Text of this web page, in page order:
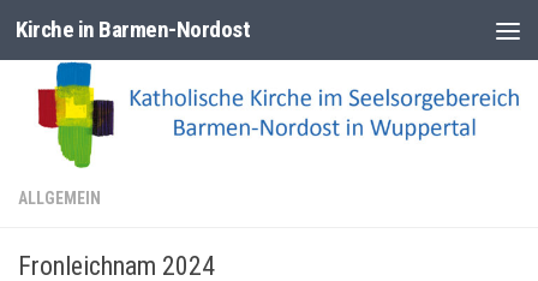
Zum Inhalt springen
Kirche in Barmen-Nordost
ALLGEMEIN
Fronleichnam 2024